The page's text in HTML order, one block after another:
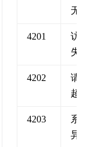
无效
4201
访问
失败
4202
请求
超时
4203
系统
异常